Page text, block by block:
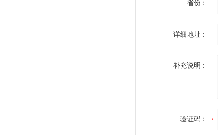
省份：
详细地址：
补充说明：
验证码：